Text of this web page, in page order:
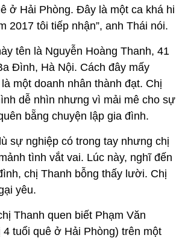
ở Hải Phòng. Đây là một ca khá hi
2017 tôi tiếp nhận”, anh Thái nói.
tên là Nguyễn Hoàng Thanh, 41
Đình, Hà Nội. Cách đây mấy
một doanh nhân thành đạt. Chị
dễ nhìn nhưng vì mải mê cho sự
bẵng chuyện lập gia đình.
sự nghiệp có trong tay nhưng chị
tình vắt vai. Lúc này, nghĩ đến
chị Thanh bỗng thấy lười. Chị
yêu.
Thanh quen biết Phạm Văn
4 tuổi quê ở Hải Phòng) trên một